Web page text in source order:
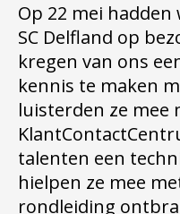
Op 22 mei
SC Delfland op
kregen van ons
kennis te maken
luisterden ze mee
talenten een
hielpen ze mee
rondleiding